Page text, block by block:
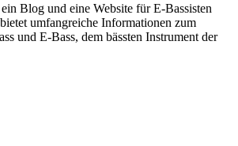
Blog und eine Website für E-Bassisten
umfangreiche Informationen zum
und E-Bass, dem bässten Instrument der